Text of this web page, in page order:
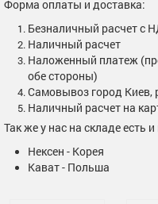
Форма оплаты и доставка:
Безналичный расчет с
Наличный расчет
Наложенный платеж
обе стороны)
Самовывоз город Киев,
Наличный расчет на
Так же у нас на складе есть
Нексен - Корея
Кават - Польша